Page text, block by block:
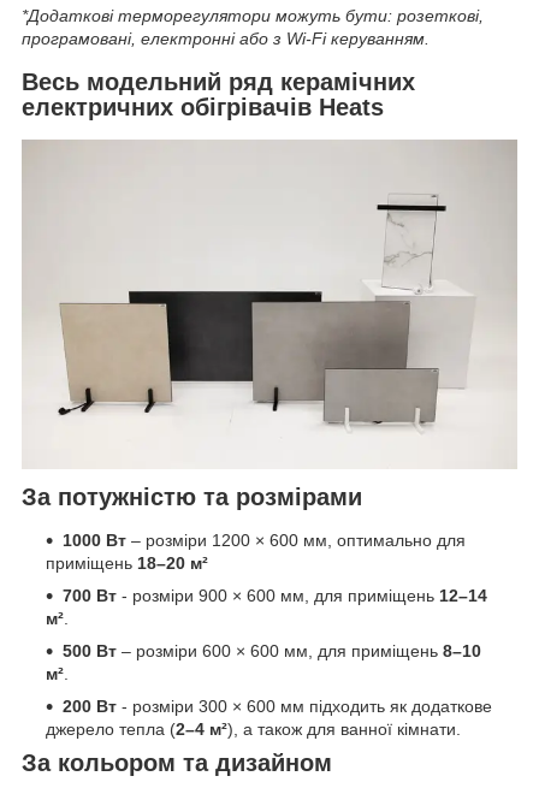
*Додаткові терморегулятори можуть бути: розеткові,
програмовані, електронні або з Wi-Fi керуванням.
Весь модельний ряд керамічних
електричних обігрівачів Heats
За потужністю та розмірами
1000 Вт – розміри 1200 × 600 мм, оптимально для
приміщень 18–20 м²
700 Вт - розміри 900 × 600 мм, для приміщень 12–14
м²
500 Вт – розміри 600 × 600 мм, для приміщень 8–10
м²
200 Вт - розміри 300 × 600 мм підходить як додаткове
джерело тепла (2–4 м²), а також для ванної кімнати.
За кольором та дизайном